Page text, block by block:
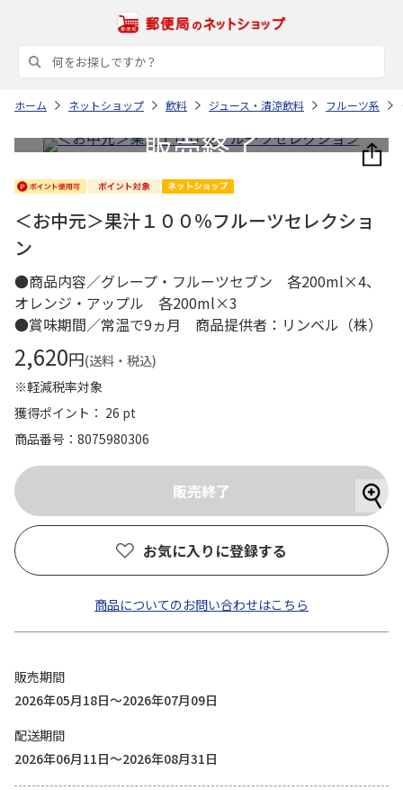
ホーム ネットショップ 飲料 ジュース・清涼飲料 フルーツ系
＜お中元＞果汁１００％フルーツセレクショ
ン
●商品内容／グレープ・フルーツセブン 各200ml×4、
オレンジ・アップル 各200ml×3
●賞味期間／常温で9ヵ月 商品提供者：リンベル（株）
2,620円(送料・税込)
※軽減税率対象
獲得ポイント： 26 pt
商品番号
8075980306
お気に入りに登録する
商品についてのお問い合わせはこちら
販売期間
2026年05月18日～2026年07月09日
配送期間
2026年06月11日～2026年08月31日